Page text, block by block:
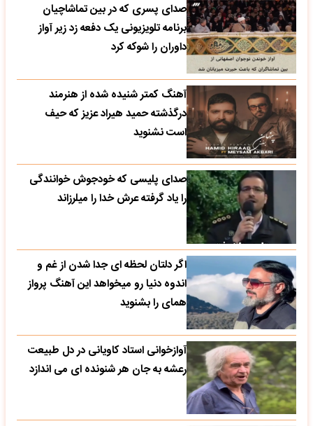
صدای پسری که در بین تماشاچیان
برنامه تلویزیونی یک دفعه زد زیر آواز
داوران را شوکه کرد
آهنگ کمتر شنیده شده از هنرمند
درگذشته حمید هیراد عزیز که حیف
است نشنوید
صدای پلیسی که خودجوش خوانندگی
را یاد گرفته عرش خدا را میلرزاند
اگر دلتان لحظه ای جدا شدن از غم و
اندوه دنیا رو میخواهد این آهنگ پرواز
همای را بشنوید
آوازخوانی استاد کاویانی در دل طبیعت
رعشه به جان هر شنونده ای می اندازد